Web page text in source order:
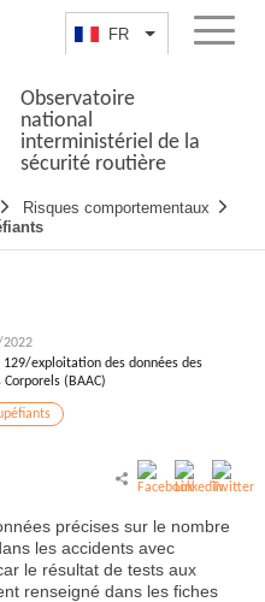
FR Lister lesMenu
Observatoire
national
interministériel de la
sécurité routière
Risques comportementaux
129/exploitation des données des
(BAAC)
précises sur le nombre
les accidents avec
le résultat de tests aux
renseigné dans les fiches